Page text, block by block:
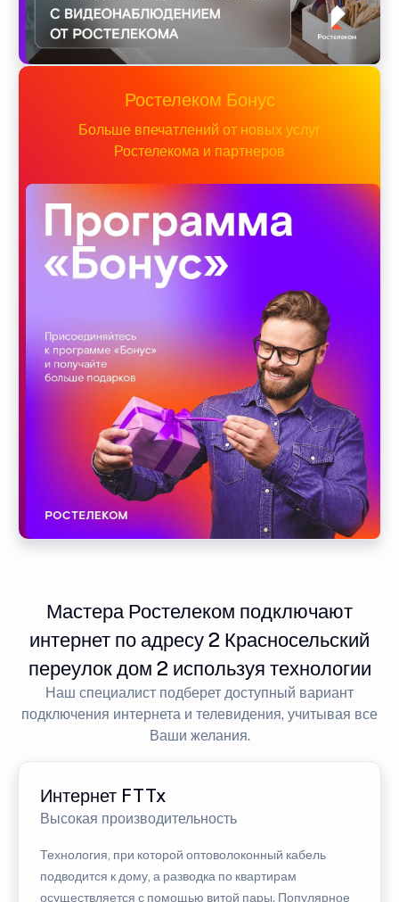
Ростелеком Бонус
Больше впечатлений от новых услуг
Ростелекома и партнеров
Мастера Ростелеком подключают
интернет по адресу 2 Красносельский
переулок дом 2 используя технологии
Наш специалист подберет доступный вариант
подключения интернета и телевидения, учитывая все
Ваши желания.
Интернет FTTx
Высокая производительность
Технология, при которой оптоволоконный кабель
подводится к дому, а разводка по квартирам
осуществляется с помощью витой пары. Популярное